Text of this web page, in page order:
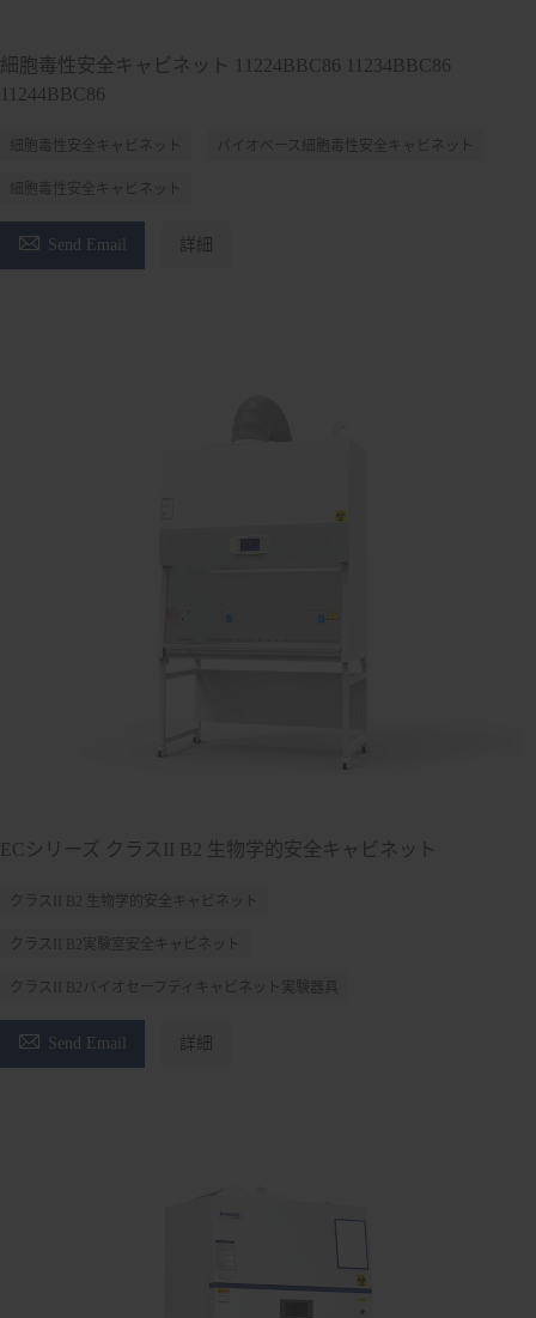
細胞毒性安全キャビネット 11224BBC86 11234BBC86
11244BBC86
細胞毒性安全キャビネット バイオベース細胞毒性安全キャビネット
細胞毒性安全キャビネット
 Send Email 詳細
ECシリーズ クラスII B2 生物学的安全キャビネット
クラスII B2 生物学的安全キャビネット
クラスII B2実験室安全キャビネット
クラスII B2バイオセーフティキャビネット実験器具
 Send Email 詳細